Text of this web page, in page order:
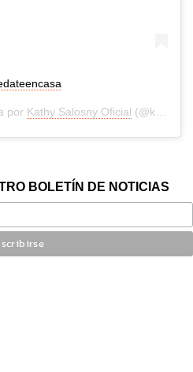
por Kathy Salosny Oficial (@katysalosny) el
BOLETÍN DE NOTICIAS